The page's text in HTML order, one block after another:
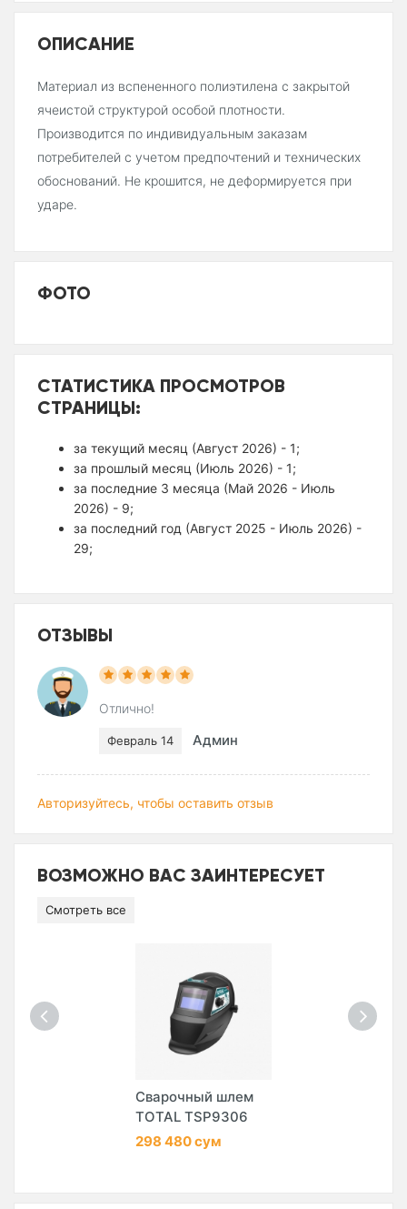
ОПИСАНИЕ
Материал из вспененного полиэтилена с закрытой
ячеистой структурой особой плотности.
Производится по индивидуальным заказам
потребителей с учетом предпочтений и технических
обоснований. Не крошится, не деформируется при
ударе.
ФОТО
СТАТИСТИКА ПРОСМОТРОВ
СТРАНИЦЫ:
за текущий месяц (Август 2026) - 1;
за прошлый месяц (Июль 2026) - 1;
за последние 3 месяца (Май 2026 - Июль
2026) - 9;
за последний год (Август 2025 - Июль 2026) -
29;
ОТЗЫВЫ
Отлично!
Февраль 14 Админ
Авторизуйтесь, чтобы оставить отзыв
ВОЗМОЖНО ВАС ЗАИНТЕРЕСУЕТ
Смотреть все
Сварочный шлем
TOTAL TSP9306
298 480 сум